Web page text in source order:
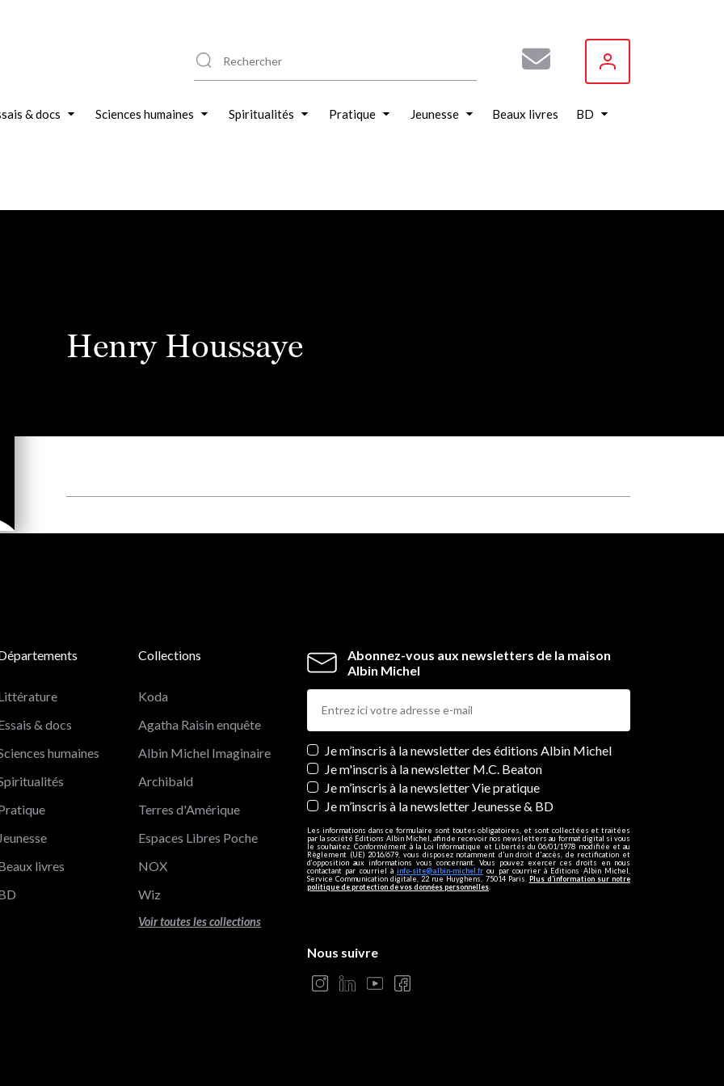
& docs Sciences humaines Spiritualités Pratique Jeunesse Beaux livres BD
Henry Houssaye
Abonnez-vous aux newsletters de la maison
Albin Michel
Newsletters
Je m’inscris à la newsletter des éditions Albin Michel
Je m'inscris à la newsletter M.C. Beaton
Je m’inscris à la newsletter Vie pratique
Je m’inscris à la newsletter Jeunesse & BD
Les informations dans ce formulaire sont toutes obligatoires, et sont collectées et traitées
par la société Editions Albin Michel, afin de recevoir nos newsletters au format digital si vous
le souhaitez. Conformément à la Loi Informatique et Libertés du 06/01/1978 modifiée et au
Règlement (UE) 2016/679, vous disposez notamment d'un droit d'accès, de rectification et
d’opposition aux informations vous concernant. Vous pouvez exercer ces droits en nous
contactant par courriel àinfo-site@albin-michel.fr ou par courrier à Editions Albin Michel,
Service Communication digitale, 22 rue Huyghens, 75014 Paris. Plus d’information sur notre
politique de protection de vos données personnelles
& docs
humaines
Jeunesse
livres
Collections
Koda
Agatha Raisin enquête
Albin Michel Imaginaire
Archibald
Terres d'Amérique
Espaces Libres Poche
NOX
Wiz
Voir toutes les collections
Nous suivre